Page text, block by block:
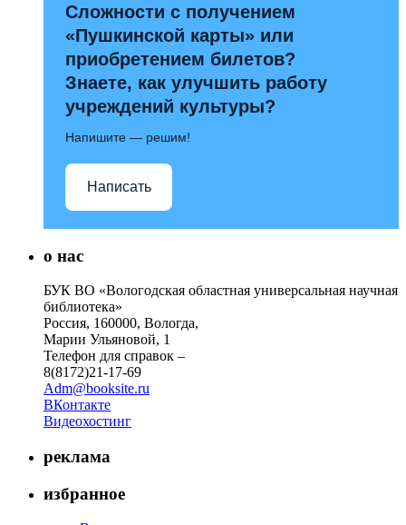
Сложности с получением
«Пушкинской карты» или
приобретением билетов?
Знаете, как улучшить работу
учреждений культуры?
Напишите — решим!
Написать
о нас
БУК ВО «Вологодская областная универсальная научная
библиотека»
Россия, 160000, Вологда,
Марии Ульяновой, 1
Телефон для справок –
8(8172)21-17-69
Adm@booksite.ru
ВКонтакте
Видеохостинг
реклама
избранное